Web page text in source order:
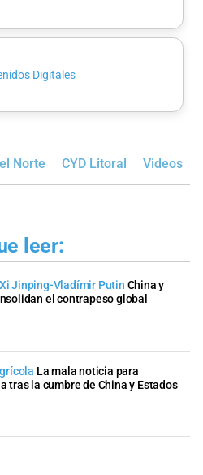
Digitales
Norte CYD Litoral Videos
leer:
Jinping-Vladímir Putin China y
el contrapeso global
La mala noticia para
tras la cumbre de China y Estados